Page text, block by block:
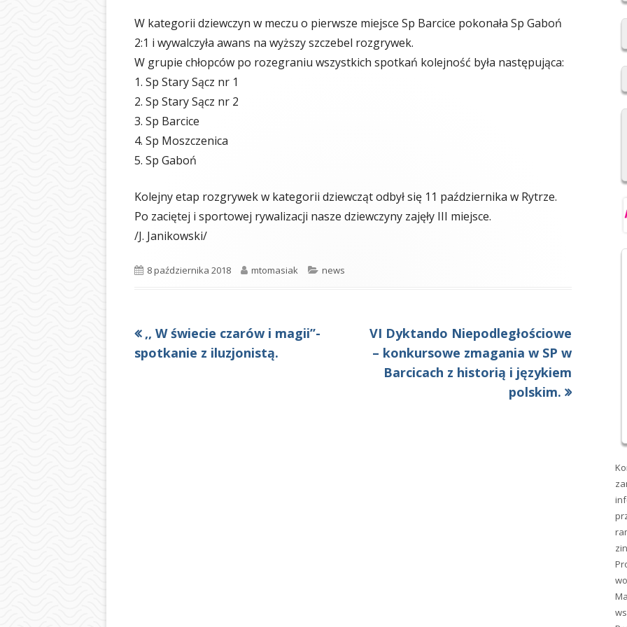
ŚWIETLICA
PIELĘGNIARKA
PONADPODSTAWOWYCH
W kategorii dziewczyn w meczu o pierwsze miejsce Sp Barcice pokonała Sp Gaboń
2:1 i wywalczyła awans na wyższy szczebel rozgrywek.
W grupie chłopców po rozegraniu wszystkich spotkań kolejność była następująca:
1. Sp Stary Sącz nr 1
2. Sp Stary Sącz nr 2
3. Sp Barcice
4. Sp Moszczenica
5. Sp Gaboń
Kolejny etap rozgrywek w kategorii dziewcząt odbył się 11 października w Rytrze.
Po zaciętej i sportowej rywalizacji nasze dziewczyny zajęły III miejsce.
/J. Janikowski/
Opublikowano
8 października 2018 Autor
mtomasiak Kategorie
news
Nawigacja
wpisu
Poprzedni
artykół
,, W świecie czarów i magii’’-
spotkanie z iluzjonistą.
Następny
artykół:
VI Dyktando Niepodległościowe
– konkursowe zmagania w SP w
Barcicach z historią i językiem
polskim.